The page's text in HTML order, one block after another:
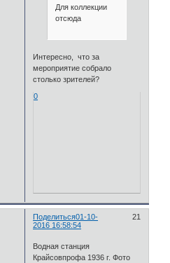
Для коллекции
отсюда
Интересно, что за
мероприятие собрало
столько зрителей?
0
Поделиться 21
01-10-
2016 16:58:54
Водная станция
Крайсовпрофа 1936 г. Фото